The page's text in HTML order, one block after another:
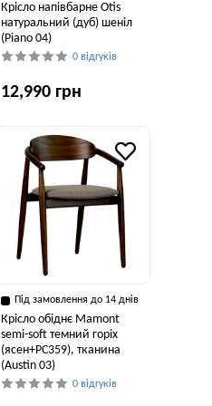
Крісло напівбарне Otis
натуральний (дуб) шеніл
(Piano 04)
0 відгуків
12,990 грн
Під замовлення до 14 днів
Крісло обіднє Mamont
semi-soft темний горіх
(ясен+PC359), тканина
(Austin 03)
0 відгуків